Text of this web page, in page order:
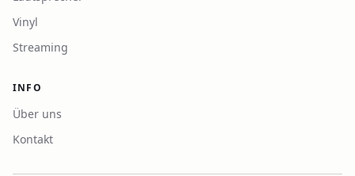
Vinyl
Streaming
INFO
Über uns
Kontakt